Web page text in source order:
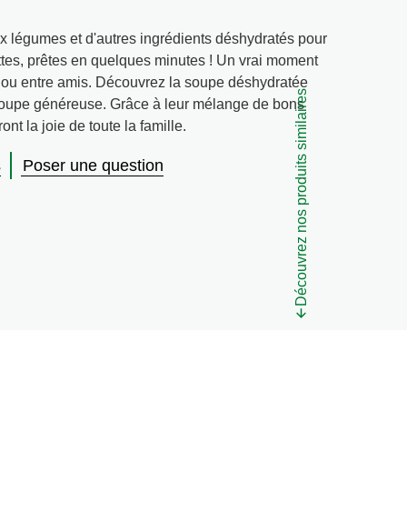
légumes et d'autres ingrédients déshydratés pour
prêtes en quelques minutes ! Un vrai moment
entre amis. Découvrez la soupe déshydratée
généreuse. Grâce à leur mélange de bons
la joie de toute la famille.
Poser une question Découvrez nos produits similaires